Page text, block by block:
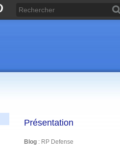
Présentation
Blog : RP Defense